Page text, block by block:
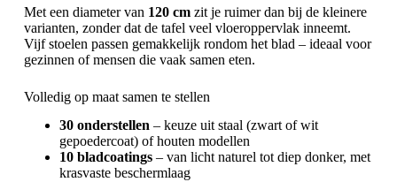
Met een diameter van 120 cmzit je ruimer dan bij de kleinere
varianten, zonder dat de tafel veel vloeroppervlak inneemt.
Vijf stoelen passen gemakkelijk rondom het blad – ideaal voor
gezinnen of mensen die vaak samen eten.
Volledig op maat samen te stellen
30 onderstellen– keuze uit staal (zwart of wit
gepoedercoat) of houten modellen
10 bladcoatings– van licht naturel tot diep donker, met
krasvaste beschermlaag